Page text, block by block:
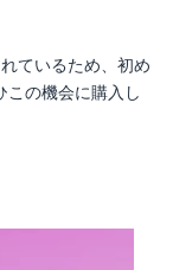
ているため、初め
この機会に購入し